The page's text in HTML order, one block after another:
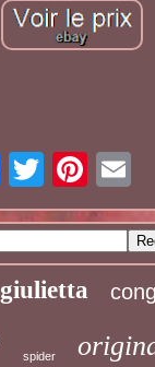
giulietta
spider